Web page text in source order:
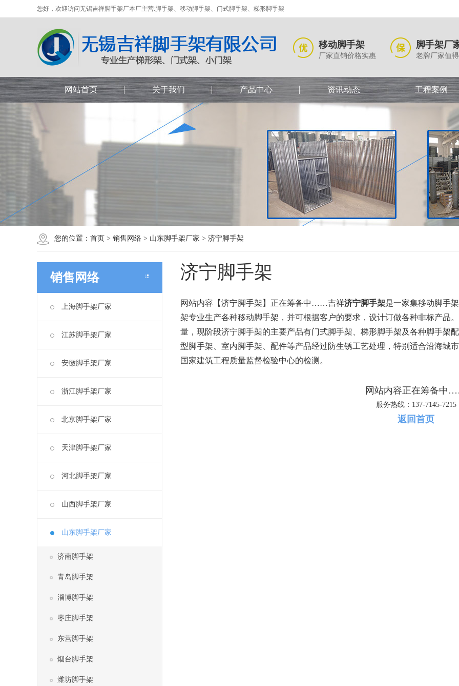
您好，欢迎访问无锡吉祥脚手架厂本厂主营:脚手架、移动脚手架、门式脚手架、梯形脚手架
移动脚手架
厂家直销价格实惠
脚手架厂
老牌厂家值
网站首页 关于我们 产品中心 资讯动态 工程案例
您的位置： 首页 > 销售网络 > 山东脚手架厂家 > 济宁脚手架
销售网络
上海脚手架厂家
江苏脚手架厂家
安徽脚手架厂家
浙江脚手架厂家
北京脚手架厂家
天津脚手架厂家
河北脚手架厂家
山西脚手架厂家
山东脚手架厂家
济南脚手架
青岛脚手架
淄博脚手架
枣庄脚手架
东营脚手架
烟台脚手架
潍坊脚手架
济宁脚手架
网站内容【济宁脚手架】正在筹备中……吉祥济宁脚手架是一家集移动脚手
架专业生产各种移动脚手架，并可根据客户的要求，设计订做各种非标产品
量，现阶段济宁脚手架的主要产品有门式脚手架、梯形脚手架及各种脚手架
型脚手架、室内脚手架、配件等产品经过防生锈工艺处理，特别适合沿海城市
国家建筑工程质量监督检验中心的检测。
网站内容正在筹备中
服务热线：137-7145-7215
返回首页